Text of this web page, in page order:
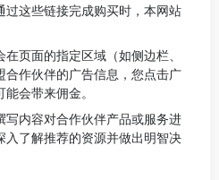
过这些链接完成购买时，本网站
在页面的指定区域（如侧边栏、
合作伙伴的广告信息，您点击广
会带来佣金。
写内容对合作伙伴产品或服务进
入了解推荐的资源并做出明智决